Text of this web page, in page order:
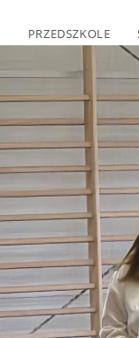
PRZEDSZKOLE